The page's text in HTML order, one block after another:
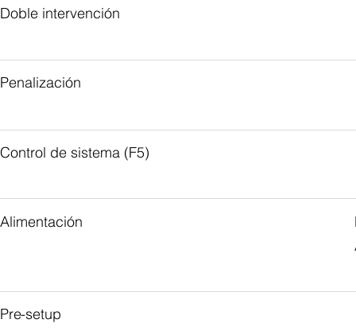
Penalización
Doble intervención
Control de sistema (F5)
Alimentación
Pre-setup